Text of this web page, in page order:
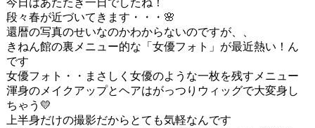
今日はあたたき一日でしたね！
段々春が近づいてきます・・・🌸
還暦の写真のせいなのかわからないのですが、、
きねん館の裏メニュー的な「女優フォト」が最近熱い！ん
です
女優フォト・・まさしく女優のような一枚を残すメニュー
渾身のメイクアップとヘアはがっつりウィッグで大変身し
ちゃう💛
上半身だけの撮影だからとても気軽なんです